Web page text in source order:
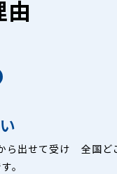
ら出せて受け
。
全国ど